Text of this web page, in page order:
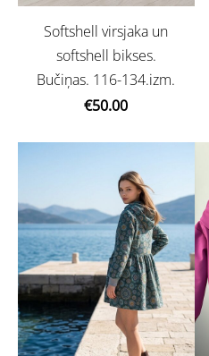
Softshell virsjaka un
softshell bikses.
Bučiņas. 116-134.izm.
€50.00